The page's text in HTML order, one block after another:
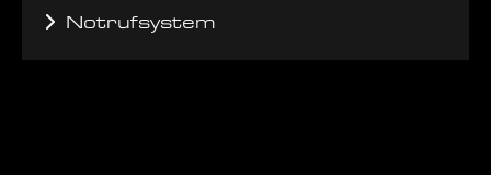
Notrufsystem